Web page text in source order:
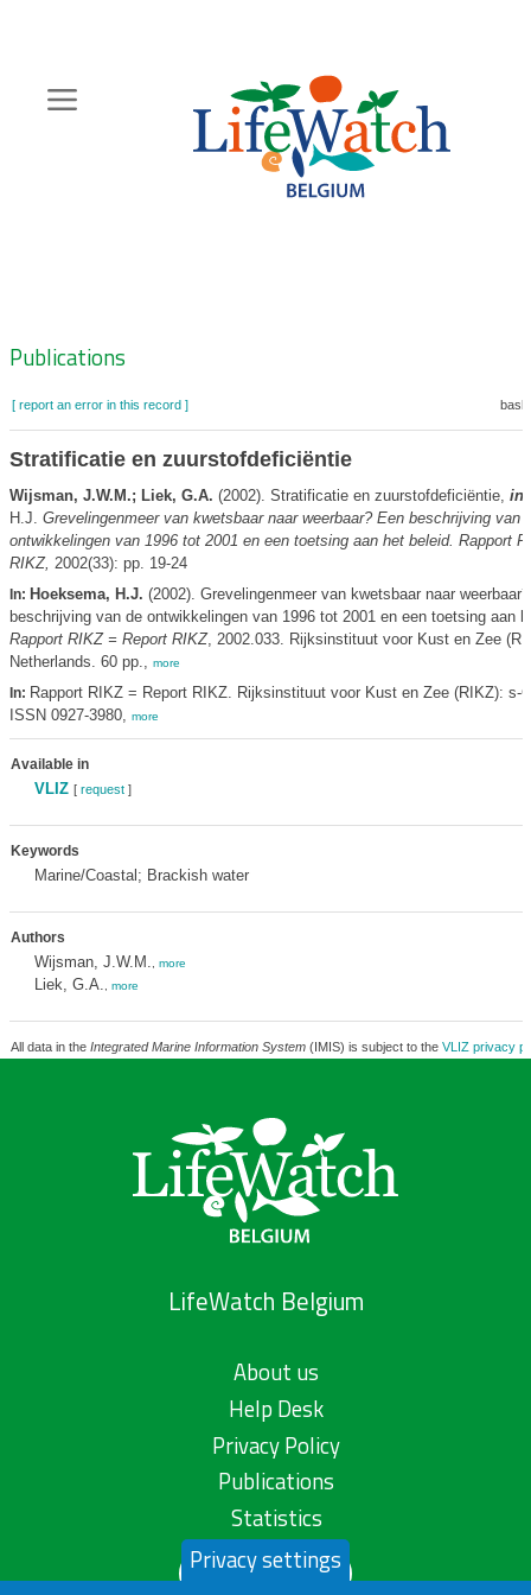
content
Zoeknavigatie
Publications
[ report an error in this record ]
Stratificatie en zuurstofdeficiëntie
Wijsman, J.W.M.; Liek, G.A. (2002). Stratificatie en zuurstofdeficiëntie, in
H.J. Grevelingenmeer van kwetsbaar naar weerbaar? Een beschrijving van
ontwikkelingen van 1996 tot 2001 en een toetsing aan het beleid. Rapport
RIKZ, 2002(33): pp. 19-24
In: Hoeksema, H.J. (2002). Grevelingenmeer van kwetsbaar naar
beschrijving van de ontwikkelingen van 1996 tot 2001 en een toetsing aan
Rapport RIKZ = Report RIKZ, 2002.033. Rijksinstituut voor Kust en Zee
Netherlands. 60 pp., more
In: Rapport RIKZ = Report RIKZ. Rijksinstituut voor Kust en Zee (RIKZ): s-
ISSN 0927-3980, more
Available in
VLIZ [ request]
Keywords
Marine/Coastal; Brackish water
Authors
Wijsman, J.W.M. more
Liek, G.A. more
All data in the Integrated Marine Information System(IMIS) is subject to the VLIZ privacy
LifeWatch Belgium
About us
Help Desk
Privacy Policy
Publications
Statistics
Contact us
Privacy settings